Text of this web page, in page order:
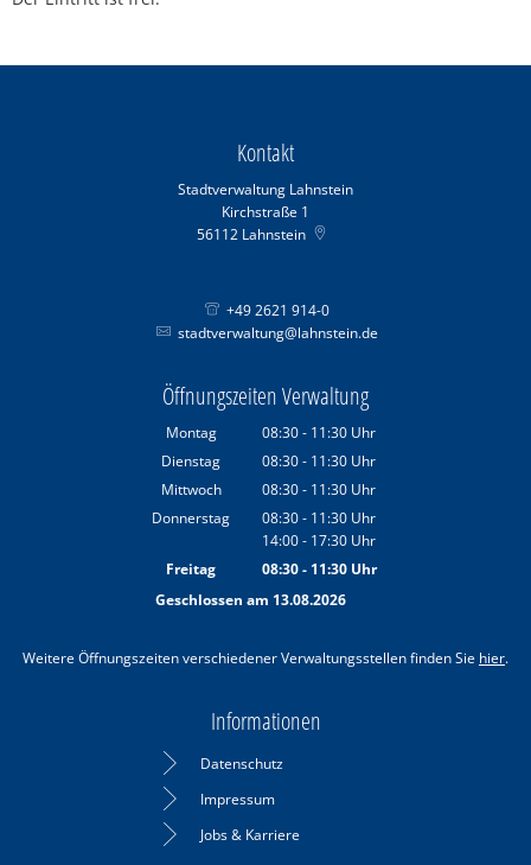
Kontakt
Stadtverwaltung Lahnstein
Kirchstraße 1
56112 Lahnstein
+49 2621 914-0
stadtverwaltung@lahnstein.de
Öffnungszeiten Verwaltung
Montag 08:30- 11:30 Uhr
Von 08:30 bis 11:30 Uhr
Dienstag 08:30- 11:30 Uhr
Von 08:30 bis 11:30 Uhr
Mittwoch 08:30- 11:30 Uhr
Von 08:30 bis 11:30 Uhr
Donnerstag 08:30- 11:30 Uhr
Von 08:30 bis 11:30 Uhr
14:00- 17:30 Uhr
Von 14:00 bis 17:30 Uhr
Freitag 08:30- 11:30Uhr
Von 08:30 bis 11:30 Uhr
Geschlossen am 13.08.2026
Weitere Öffnungszeiten verschiedener Verwaltungsstellen finden Sie hier.
Informationen
Datenschutz
Impressum
Jobs & Karriere